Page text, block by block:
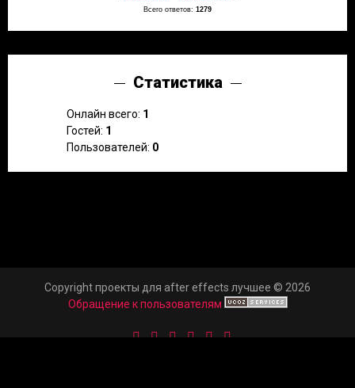
Всего ответов: 1279
Статистика
Онлайн всего: 1
Гостей: 1
Пользователей: 0
Copyright проекты для after effects лучшее © 2026
Обращение к пользователям